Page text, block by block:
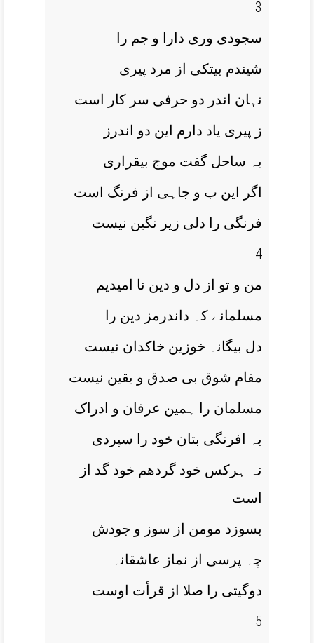
3
سجودی وری دارا و جم را
شیندم بیتکی از مرد پیری
نہان اندر دو حرفی سر کار است
ز پیری یاد دارم این دو اندرز
بہ ساحل گفت موج بیقراری
اگر این ب و جاہی از فرنگ است
فرنگی را دلی زیر نگین نیست
4
من و تو از دل و دین نا امیدیم
مسلمانے کہ داندرمز دین را
دل بیگانہ خوزین خاکدان نیست
مقام شوق بی صدق و یقین نیست
مسلمان را ہمین عرفان و ادراک
بہ افرنگی بتان خود را سپردی
نہ ہرکس خود گردھم خود گد از
است
بسوزد مومن از سوز و جودش
چہ پرسی از نماز عاشقانہ
دوگیتی را صلا از قرأت اوست
5